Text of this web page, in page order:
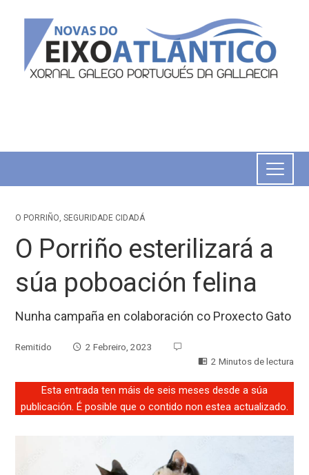
O PORRIÑO,SEGURIDADE CIDADÁ
O Porriño esterilizará a
súa poboación felina
Nunha campaña en colaboración co Proxecto Gato
Remitido
2 Febreiro, 2023
2 Minutos de lectura
Esta entrada ten máis de seis meses desde a súa
publicación. É posible que o contido non estea actualizado.